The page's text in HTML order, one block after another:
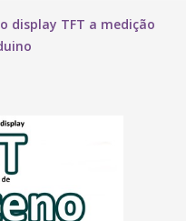
display TFT a medição